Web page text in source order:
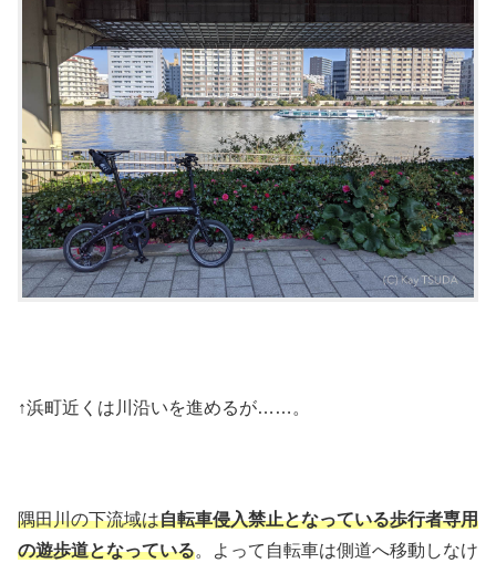
↑浜町近くは川沿いを進めるが……。
隅田川の下流域は自転車侵入禁止となっている歩行者専用
の遊歩道となっている。よって自転車は側道へ移動しなけ